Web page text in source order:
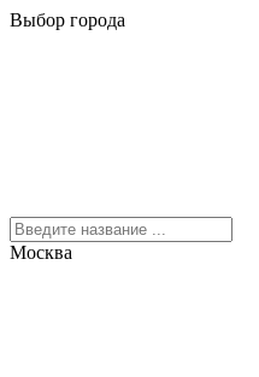
Выбор города
Москва